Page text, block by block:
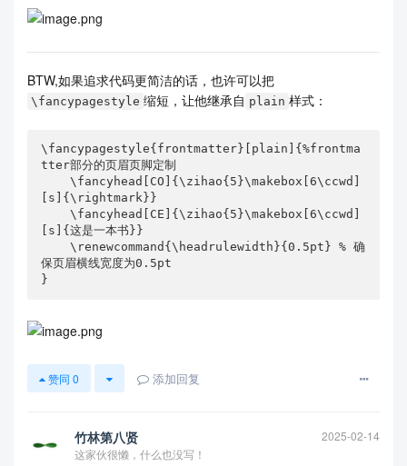
BTW,如果追求代码更简洁的话，也许可以把
\fancypagestyle 缩短，让他继承自 plain 样式：
\fancypagestyle{frontmatter}[plain]{%frontma
tter部分的页眉页脚定制
    \fancyhead[CO]{\zihao{5}\makebox[6\ccwd]
[s]{\rightmark}}
    \fancyhead[CE]{\zihao{5}\makebox[6\ccwd]
[s]{这是一本书}}
    \renewcommand{\headrulewidth}{0.5pt} % 确
保页眉横线宽度为0.5pt
}
赞同 0 添加回复
竹林第八贤
2025-02-14
这家伙很懒，什么也没写！